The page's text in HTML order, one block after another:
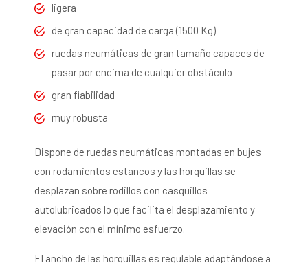
ligera
de gran capacidad de carga (1500 Kg)
ruedas neumáticas de gran tamaño capaces de
pasar por encima de cualquier obstáculo
gran fiabilidad
muy robusta
Dispone de ruedas neumáticas montadas en bujes
con rodamientos estancos y las horquillas se
desplazan sobre rodillos con casquillos
autolubricados lo que facilita el desplazamiento y
elevación con el mínimo esfuerzo.
El ancho de las horquillas es regulable adaptándose a